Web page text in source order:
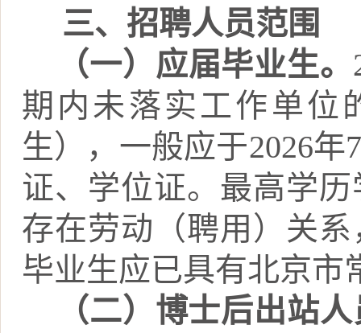
三、 招聘人员范围
（一）应届毕业生。
期内未落实工作单位
生），一般应于2026年
证、学位证。最高学
存在劳动（聘用）关
毕业生应已具有北京市
（二）博士后出站